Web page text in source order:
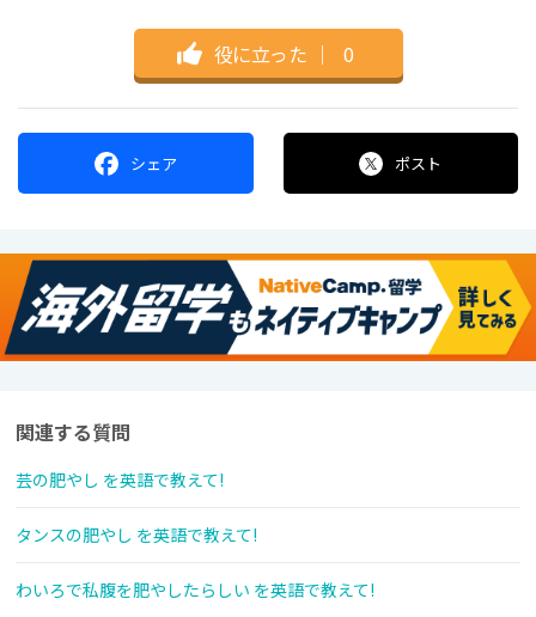
役に立った ｜ 0
シェア ポスト
関連する質問
芸の肥やし を英語で教えて!
タンスの肥やし を英語で教えて!
わいろで私腹を肥やしたらしい を英語で教えて!